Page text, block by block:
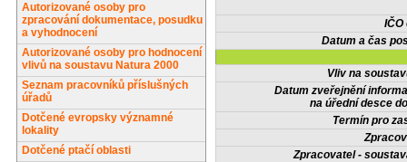
Autorizované osoby pro
zpracování dokumentace, posudku
a vyhodnocení
Autorizované osoby pro hodnocení
vlivů na soustavu Natura 2000
Seznam pracovníků příslušných
úřadů
Dotčené evropsky významné
lokality
Dotčené ptačí oblasti
IČO
Datum a čas
Vliv na
Datum zveřejnění
na úřední desce
Termín pro
Zpracovatel -